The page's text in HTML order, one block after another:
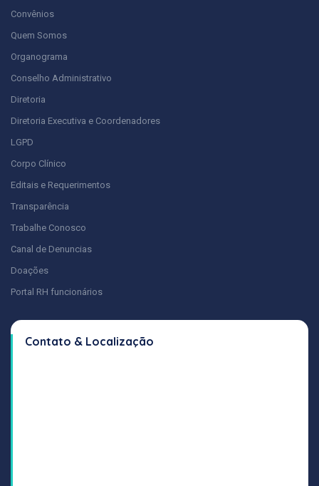
Convênios
Quem Somos
Organograma
Conselho Administrativo
Diretoria
Diretoria Executiva e Coordenadores
LGPD
Corpo Clínico
Editais e Requerimentos
Transparência
Trabalhe Conosco
Canal de Denuncias
Doações
Portal RH funcionários
Contato & Localização